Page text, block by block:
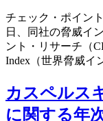
チェック・ポイン
日、同社の脅威イ
ント・リサーチ（
Index（世界脅威イ
カスペルス
に関する年